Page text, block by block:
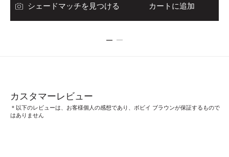
シェードマッチを見つける カートに追加
カスタマーレビュー
＊以下のレビューは、お客様個人の感想であり、ボビイ ブラウンが保証するもので
はありません